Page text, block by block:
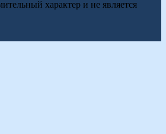
характер и не является